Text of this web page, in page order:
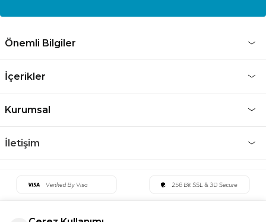
Önemli Bilgiler
İçerikler
Kurumsal
İletişim